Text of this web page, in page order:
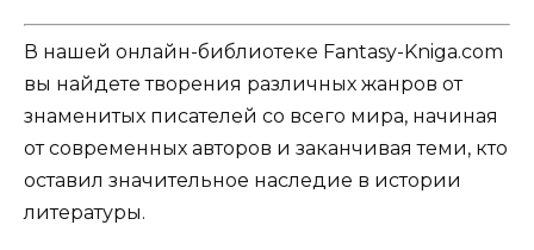
В нашей онлайн-библиотеке Fantasy-Kniga.com
вы найдете творения различных жанров от
знаменитых писателей со всего мира, начиная
от современных авторов и заканчивая теми, кто
оставил значительное наследие в истории
литературы.